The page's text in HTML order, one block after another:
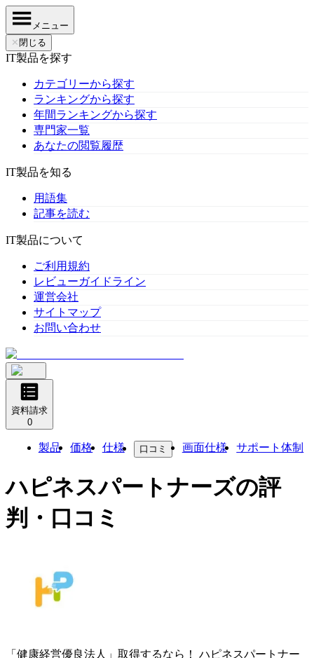
メニュー
✕ 閉じる
IT製品を探す
カテゴリーから探す
ランキングから探す
年間ランキングから探す
専門家一覧
あなたの閲覧履歴
IT製品を知る
用語集
記事を読む
IT製品について
ご利用規約
レビューガイドライン
運営会社
サイトマップ
お問い合わせ
資料請求
0
製品 価格 仕様 口コミ 画面仕様 サポート体制
ハピネスパートナーズの評
判・口コミ
「健康経営優良法人」取得するなら！
ハピネスパートナー